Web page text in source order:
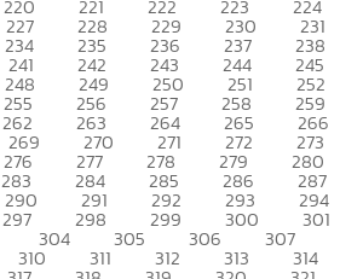
220 221 222 223 224
227 228 229 230 231
234 235 236 237 238
241 242 243 244 245
248 249 250 251 252
255 256 257 258 259
262 263 264 265 266
269 270 271 272 273
276 277 278 279 280
283 284 285 286 287
290 291 292 293 294
297 298 299 300 301
304 305 306 307
310 311 312 313 314